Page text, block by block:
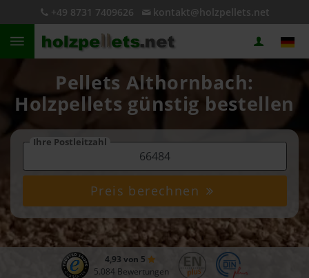
+49 8731 7409626 kontakt@holzpellets.net
Pellets Althornbach:
Holzpellets günstig bestellen
Ihre Postleitzahl
Preis berechnen
4,93 von 5
5.084 Bewertungen